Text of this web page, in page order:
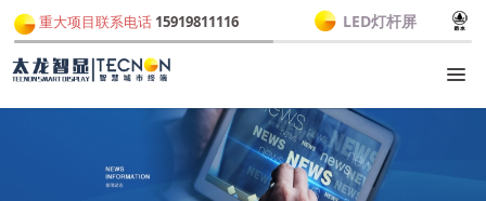
重大项目联系电话 15919811116 LED灯杆屏